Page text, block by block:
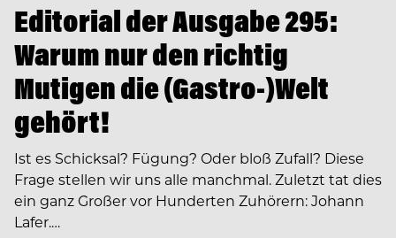
Editorial der Ausgabe 295:
Warum nur den richtig
Mutigen die (Gastro-)Welt
gehört!
Ist es Schicksal? Fügung? Oder bloß Zufall? Diese
Frage stellen wir uns alle manchmal. Zuletzt tat dies
ein ganz Großer vor Hunderten Zuhörern: Johann
Lafer.…